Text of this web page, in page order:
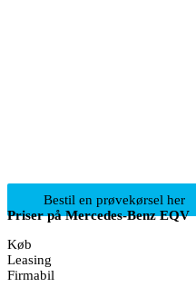
Bestil en prøvekørsel her
Priser på Mercedes-Benz EQV
Køb
Leasing
Firmabil